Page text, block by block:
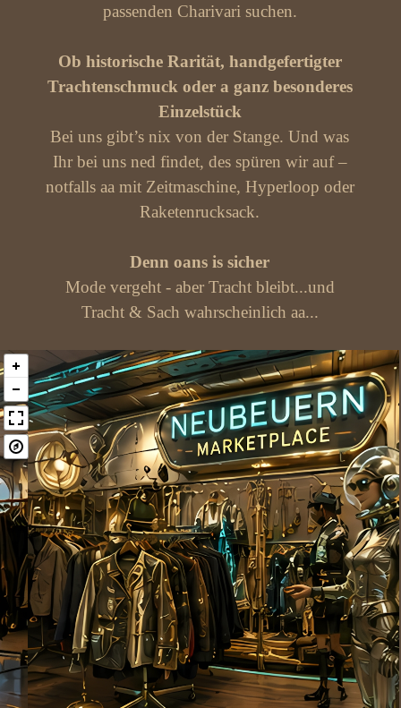
passenden Charivari suchen.
Ob historische Rarität, handgefertigter
Trachtenschmuck oder a ganz besonderes
Einzelstück
Bei uns gibt’s nix von der Stange. Und was
Ihr bei uns ned findet, des spüren wir auf –
notfalls aa mit Zeitmaschine, Hyperloop oder
Raketenrucksack.
Denn oans is sicher
Mode vergeht - aber Tracht bleibt...und
Tracht & Sach wahrscheinlich aa...